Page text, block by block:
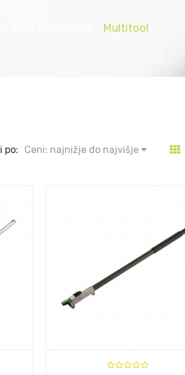
Multitool
po: Ceni: najnižje do najvišje